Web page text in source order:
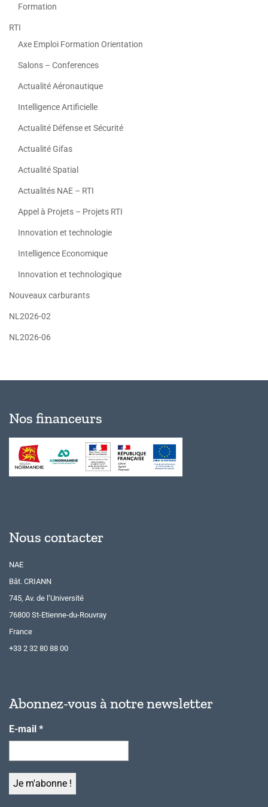
Formation
RTI
Axe Emploi Formation Orientation
Salons – Conferences
Actualité Aéronautique
Intelligence Artificielle
Actualité Défense et Sécurité
Actualité Gifas
Actualité Spatial
Actualités NAE – RTI
Appel à Projets – Projets RTI
Innovation et technologie
Intelligence Economique
Innovation et technologique
Nouveaux carburants
NL2026-02
NL2026-06
Nos financeurs
Nous contacter
NAE
Bât. CRIANN
745, Av. de l’Université
76800 St-Etienne-du-Rouvray
France
+33 2 32 80 88 00
Abonnez-vous à notre newsletter
E-mail *